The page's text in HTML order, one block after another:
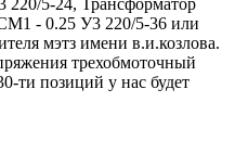
- 0.25 У3 220/5-36 или
мэтз имени в.и.козлова.
трехобмоточный
ти позиций у нас будет